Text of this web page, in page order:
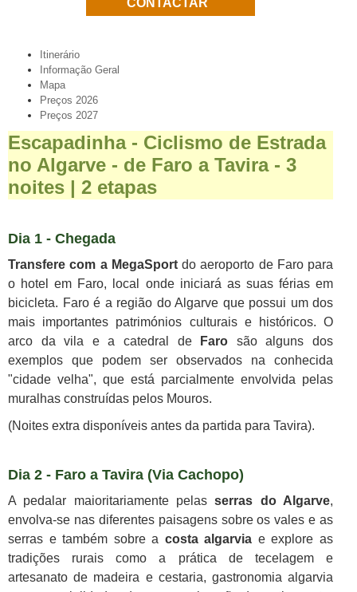
CONTACTAR
Itinerário
Informação Geral
Mapa
Preços 2026
Preços 2027
Escapadinha - Ciclismo de Estrada
no Algarve - de Faro a Tavira - 3
noites | 2 etapas
Dia 1 - Chegada
Transfere com a MegaSportdo aeroporto de Faro para
o hotel em Faro, local onde iniciará as suas férias em
bicicleta. Faro é a região do Algarve que possui um dos
mais importantes patrimónios culturais e históricos. O
arco da vila e a catedral de
Faro são alguns dos
exemplos que podem ser observados na conhecida
"cidade velha", que está parcialmente envolvida pelas
muralhas construídas pelos Mouros.
(Noites extra disponíveis antes da partida para Tavira).
Dia 2 - Faro a Tavira (Via Cachopo)
A pedalar maioritariamente pelasserras do Algarve,
envolva-se nas diferentes paisagens sobre os vales e as
serras e também sobre a costa algarvia e explore as
tradições rurais como a prática de tecelagem e
artesanato de madeira e cestaria, gastronomia algarvia